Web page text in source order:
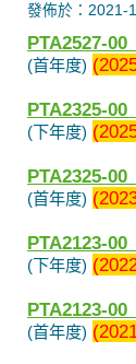
發佈於：2021-
PTA2527-00_
(首年度)
PTA2325-00_
(下年度)
PTA2325-00_
(首年度)
PTA2123-00_
(下年度)
PTA2123-00_
(首年度)